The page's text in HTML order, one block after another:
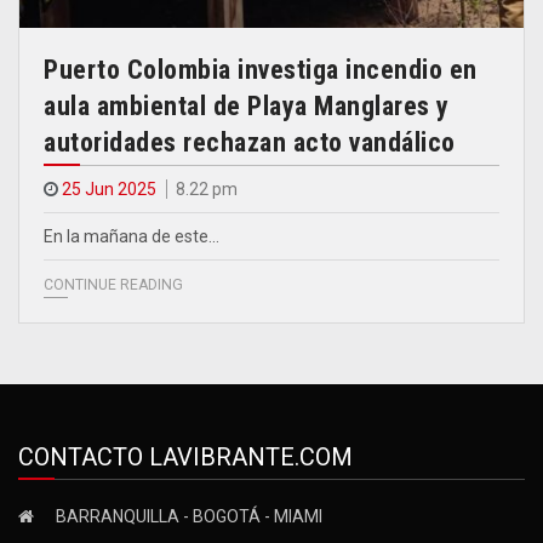
Puerto Colombia investiga incendio en
aula ambiental de Playa Manglares y
autoridades rechazan acto vandálico
25 Jun 2025 8.22 pm
En la mañana de este…
CONTINUE READING
CONTACTO LAVIBRANTE.COM
BARRANQUILLA - BOGOTÁ - MIAMI